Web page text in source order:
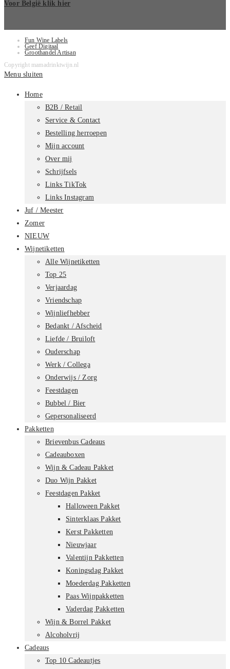
Voor België klik hier
Fun Wine Labels
Geef Digitaal
Groothandel Artisan
Copyright mamadrinktwijn.nl
Menu sluiten
Home
B2B / Retail
Service & Contact
Bestelling herroepen
Mijn account
Over mij
Schrijfsels
Links TikTok
Links Instagram
Juf / Meester
Zomer
NIEUW
Wijnetiketten
Alle Wijnetiketten
Top 25
Verjaardag
Vriendschap
Wijnliefhebber
Bedankt / Afscheid
Liefde / Bruiloft
Ouderschap
Werk / Collega
Onderwijs / Zorg
Feestdagen
Bubbel / Bier
Gepersonaliseerd
Pakketten
Brievenbus Cadeaus
Cadeauboxen
Wijn & Cadeau Pakket
Duo Wijn Pakket
Feestdagen Pakket
Halloween Pakket
Sinterklaas Pakket
Kerst Pakketten
Nieuwjaar
Valentijn Pakketten
Koningsdag Pakket
Moederdag Pakketten
Paas Wijnpakketten
Vaderdag Pakketten
Wijn & Borrel Pakket
Alcoholvrij
Cadeaus
Top 10 Cadeautjes